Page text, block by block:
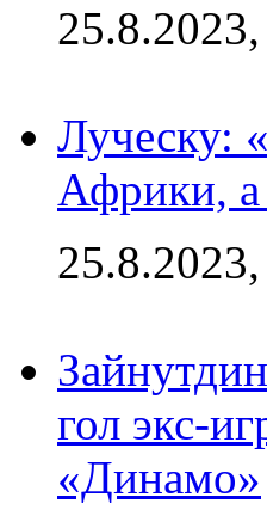
Луческу:
Африки,
гол экс-
«Динамо»